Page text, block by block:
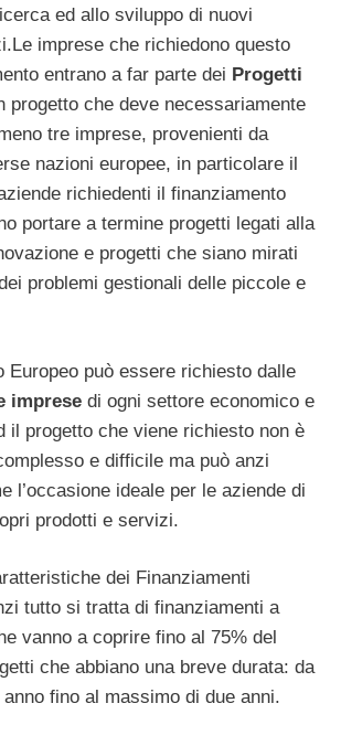
ed allo sviluppo di nuovi
imprese che richiedono questo
entrano a far parte dei Progetti
progetto che deve necessariamente
tre imprese, provenienti da
nazioni europee, in particolare il
richiedenti il finanziamento
portare a termine progetti legati alla
e progetti che siano mirati
problemi gestionali delle piccole e
Europeo può essere richiesto dalle
imprese di ogni settore economico e
il progetto che viene richiesto non è
e difficile ma può anzi
l’occasione ideale per le aziende di
prodotti e servizi.
dei Finanziamenti
tutto si tratta di finanziamenti a
vanno a coprire fino al 75% del
che abbiano una breve durata: da
fino al massimo di due anni.